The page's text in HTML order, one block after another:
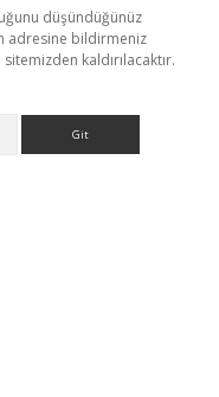
düşündüğünüz
adresine bildirmeniz
kaldırılacaktır.